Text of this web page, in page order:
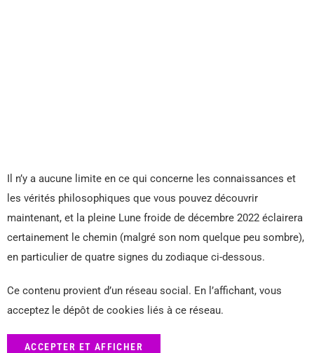
Il n’y a aucune limite en ce qui concerne les connaissances et
les vérités philosophiques que vous pouvez découvrir
maintenant, et la pleine Lune froide de décembre 2022 éclairera
certainement le chemin (malgré son nom quelque peu sombre),
en particulier de quatre signes du zodiaque ci-dessous.
Ce contenu provient d’un réseau social. En l’affichant, vous
acceptez le dépôt de cookies liés à ce réseau.
ACCEPTER ET AFFICHER